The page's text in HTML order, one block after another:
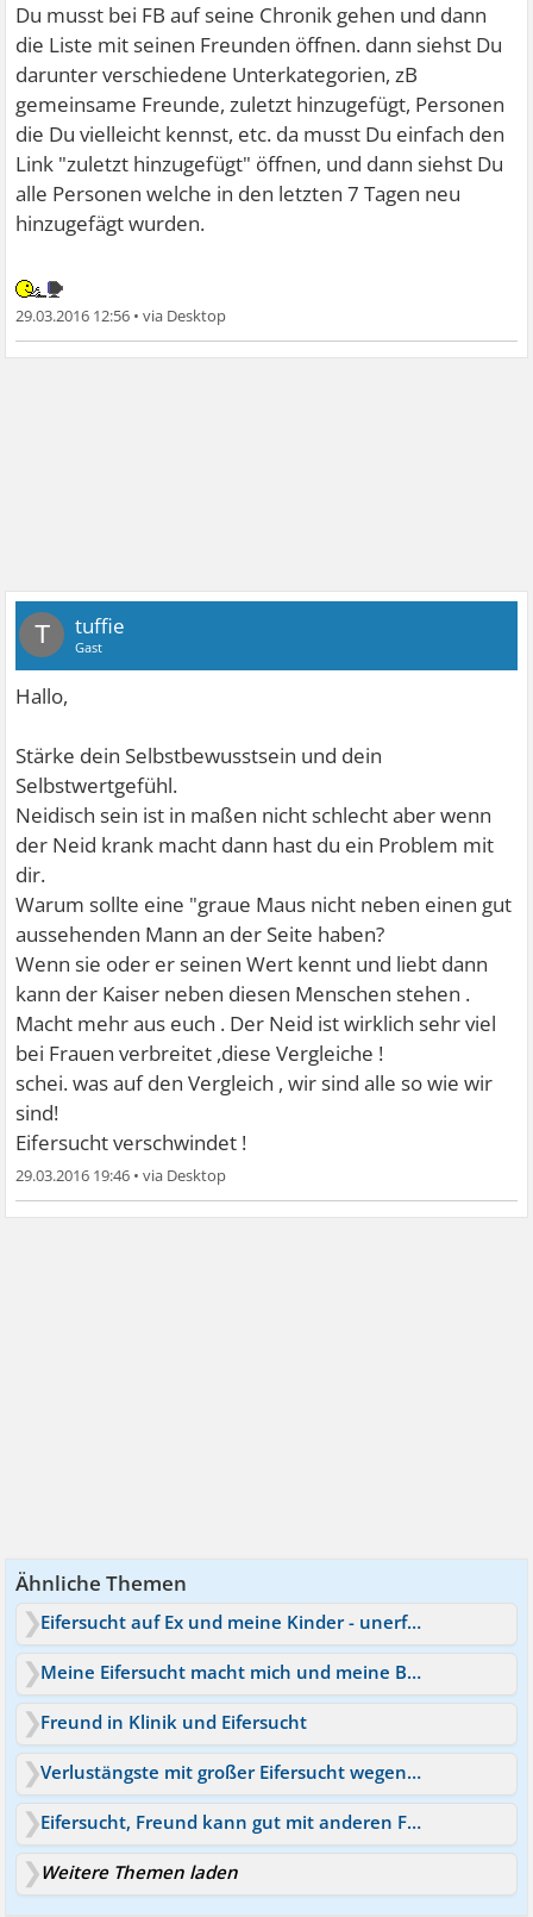
Du musst bei FB auf seine Chronik gehen und dann
die Liste mit seinen Freunden öffnen. dann siehst Du
darunter verschiedene Unterkategorien, zB
gemeinsame Freunde, zuletzt hinzugefügt, Personen
die Du vielleicht kennst, etc. da musst Du einfach den
Link "zuletzt hinzugefügt" öffnen, und dann siehst Du
alle Personen welche in den letzten 7 Tagen neu
hinzugefägt wurden.
29.03.2016 12:56 •
T tuffie
Gast
Hallo,
Stärke dein Selbstbewusstsein und dein
Selbstwertgefühl.
Neidisch sein ist in maßen nicht schlecht aber wenn
der Neid krank macht dann hast du ein Problem mit
dir.
Warum sollte eine "graue Maus nicht neben einen gut
aussehenden Mann an der Seite haben?
Wenn sie oder er seinen Wert kennt und liebt dann
kann der Kaiser neben diesen Menschen stehen .
Macht mehr aus euch . Der Neid ist wirklich sehr viel
bei Frauen verbreitet ,diese Vergleiche !
schei. was auf den Vergleich , wir sind alle so wie wir
sind!
Eifersucht verschwindet !
29.03.2016 19:46 •
Ähnliche Themen
Eifersucht auf Ex und meine Kinder - unerfüllter Kinderwunsc
Meine Eifersucht macht mich und meine Beziehung Kaputt !
Freund in Klinik und Eifersucht
Verlustängste mit großer Eifersucht wegen Freund
Eifersucht, Freund kann gut mit anderen Frauen
Weitere Themen laden